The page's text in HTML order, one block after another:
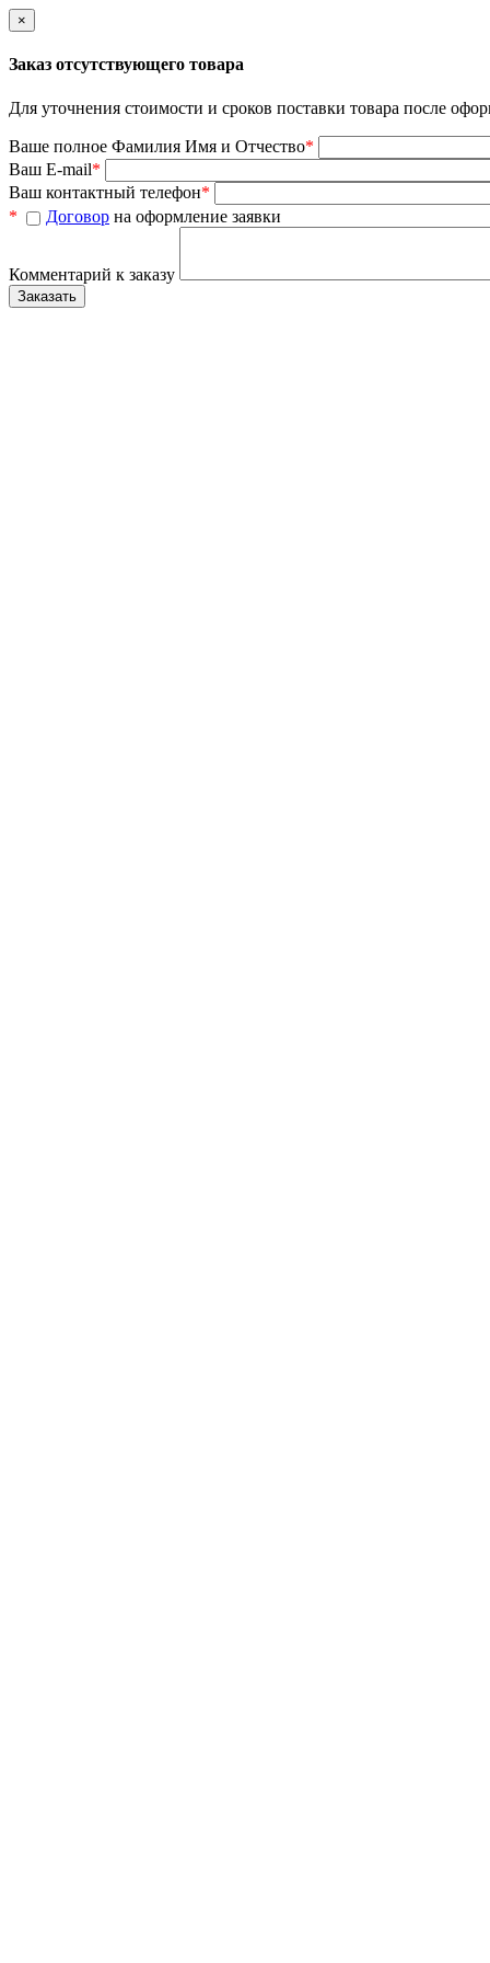
×
Заказ отсутствующего товара
Для уточнения стоимости и сроков поставки товара после
Ваше полное Фамилия Имя и Отчество*
Ваш E-mail*
Ваш контактный телефон*
*
Договор на оформление заявки
Комментарий к заказу